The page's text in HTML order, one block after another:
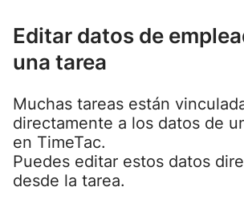
Editar datos de
una tarea
Muchas tareas están
directamente a los datos de
en TimeTac.
Puedes editar estos datos
desde la tarea.